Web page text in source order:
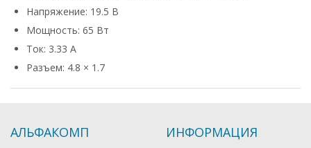
Напряжение: 19.5 В
Мощность: 65 Вт
Ток: 3.33 А
Разъем: 4.8 × 1.7
АЛЬФАКОМП ИНФОРМАЦИЯ